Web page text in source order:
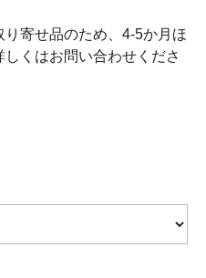
寄せ品のため、4-5か月ほ
くはお問い合わせくださ